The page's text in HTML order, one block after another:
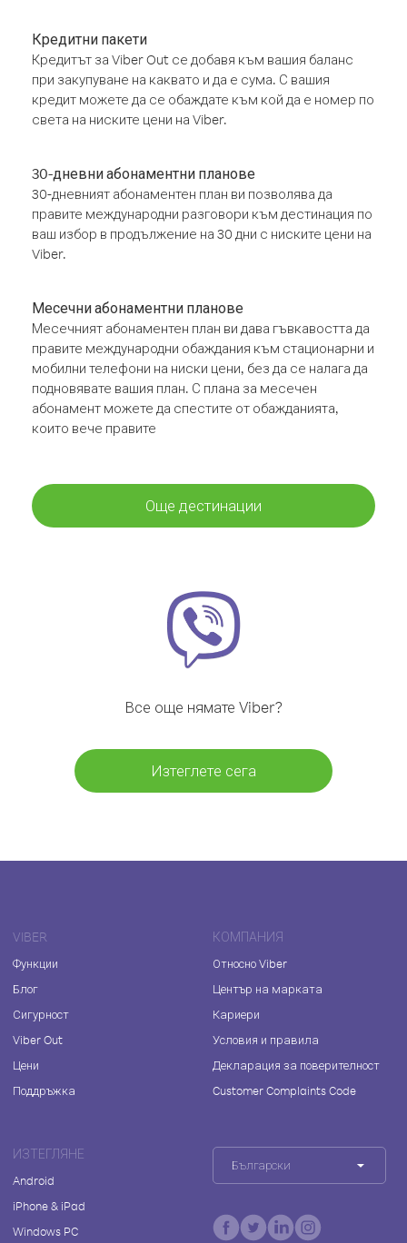
Кредитни пакети
Кредитът за Viber Out се добавя към вашия баланс
при закупуване на каквато и да е сума. С вашия
кредит можете да се обаждате към кой да е номер по
света на ниските цени на Viber.
30-дневни абонаментни планове
30-дневният абонаментен план ви позволява да
правите международни разговори към дестинация по
ваш избор в продължение на 30 дни с ниските цени на
Viber.
Месечни абонаментни планове
Месечният абонаментен план ви дава гъвкавостта да
правите международни обаждания към стационарни и
мобилни телефони на ниски цени, без да се налага да
подновявате вашия план. С плана за месечен
абонамент можете да спестите от обажданията,
които вече правите
Още дестинации
Все още нямате Viber?
Изтеглете сега
VIBER
Функции
Блог
Сигурност
Viber Out
Цени
Поддръжка
КОМПАНИЯ
Относно Viber
Център на марката
Кариери
Условия и правила
Декларация за поверителност
Customer Complaints Code
ИЗТЕГЛЯНЕ
Android
iPhone & iPad
Windows PC
Български